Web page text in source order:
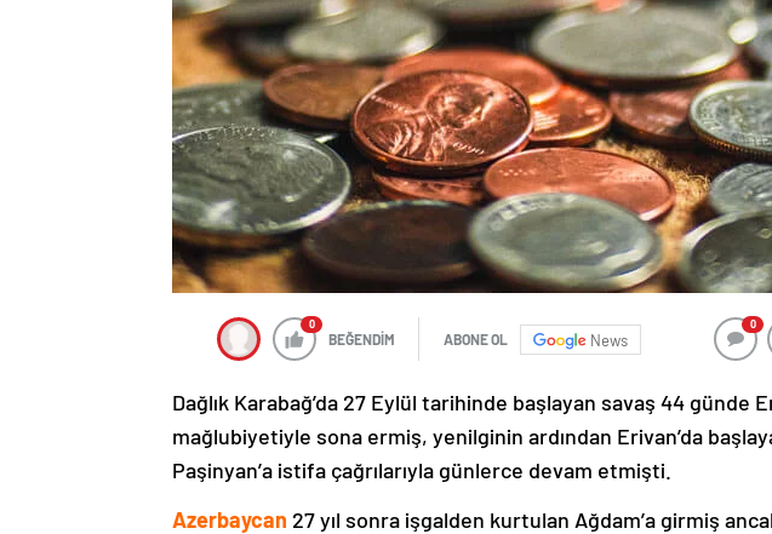
0
BEĞENDİM ABONE OL News
0
Dağlık Karabağ’da 27 Eylül tarihinde başlayan savaş 44 günde
mağlubiyetiyle sona ermiş, yenilginin ardından Erivan’da
Paşinyan’a istifa çağrılarıyla günlerce devam etmişti.
Azerbaycan 27 yıl sonra işgalden kurtulan Ağdam’a girmiş